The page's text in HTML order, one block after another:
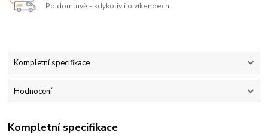
Po domluvě - kdykoliv i o víkendech
Kompletní specifikace
Hodnocení
Kompletní specifikace